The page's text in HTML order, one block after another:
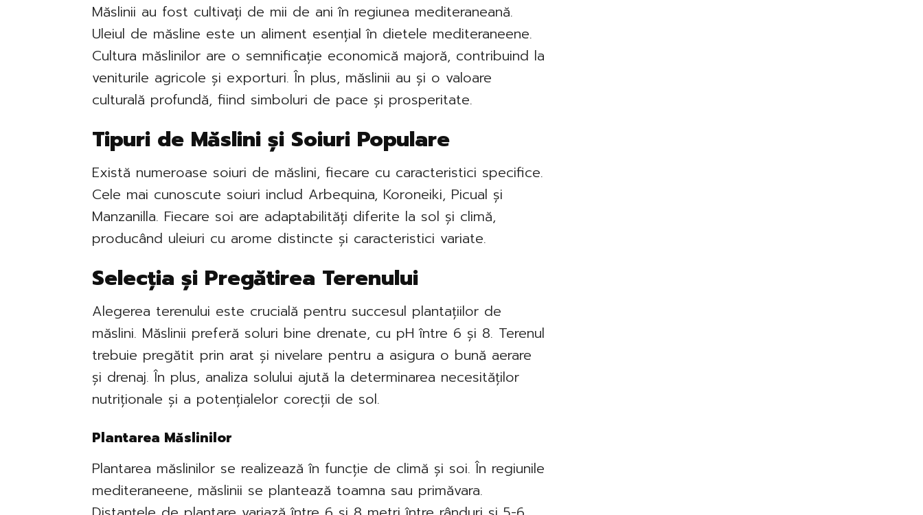
Măslinii au fost cultivați de mii de ani în regiunea mediteraneană.
Uleiul de măsline este un aliment esențial în dietele mediteraneene.
Cultura măslinilor are o semnificație economică majoră, contribuind la
veniturile agricole și exporturi. În plus, măslinii au și o valoare
culturală profundă, fiind simboluri de pace și prosperitate.
Tipuri de Măslini și Soiuri Populare
Există numeroase soiuri de măslini, fiecare cu caracteristici specifice.
Cele mai cunoscute soiuri includ Arbequina, Koroneiki, Picual și
Manzanilla. Fiecare soi are adaptabilități diferite la sol și climă,
producând uleiuri cu arome distincte și caracteristici variate.
Selecția și Pregătirea Terenului
Alegerea terenului este crucială pentru succesul plantațiilor de
măslini. Măslinii preferă soluri bine drenate, cu pH între 6 și 8. Terenul
trebuie pregătit prin arat și nivelare pentru a asigura o bună aerare
și drenaj. În plus, analiza solului ajută la determinarea necesităților
nutriționale și a potențialelor corecții de sol.
Plantarea Măslinilor
Plantarea măslinilor se realizează în funcție de climă și soi. În regiunile
mediteraneene, măslinii se plantează toamna sau primăvara.